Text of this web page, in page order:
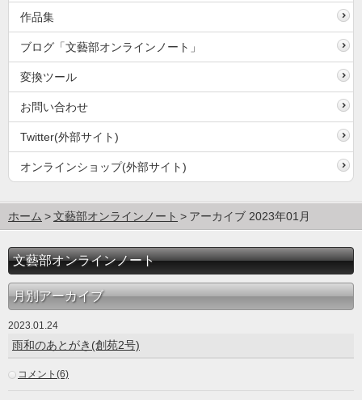
作品集
ブログ「文藝部オンラインノート」
変換ツール
お問い合わせ
Twitter(外部サイト)
オンラインショップ(外部サイト)
ホーム 文藝部オンラインノート アーカイブ 2023年01月
文藝部オンラインノート
月別アーカイブ
2023.01.24
雨和のあとがき(創苑2号)
コメント(6)